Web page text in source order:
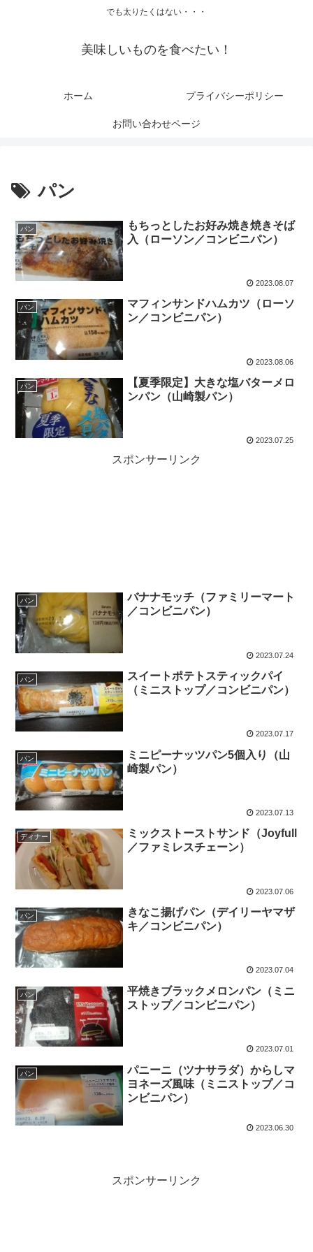
でも太りたくはない・・・
美味しいものを食べたい！
ホーム プライバシーポリシー
お問い合わせページ
パン
パン
もちっとしたお好み焼き焼きそば
入（ローソン／コンビニパン）
2023.08.07
パン
マフィンサンドハムカツ（ローソ
ン／コンビニパン）
2023.08.06
パン
【夏季限定】大きな塩バターメロ
ンパン（山崎製パン）
2023.07.25
スポンサーリンク
パン
バナナモッチ（ファミリーマート
／コンビニパン）
2023.07.24
パン
スイートポテトスティックパイ
（ミニストップ／コンビニパン）
2023.07.17
パン
ミニピーナッツパン5個入り（山
崎製パン）
2023.07.13
ディナー
ミックストーストサンド（Joyfull
／ファミレスチェーン）
2023.07.06
パン
きなこ揚げパン（デイリーヤマザ
キ／コンビニパン）
2023.07.04
パン
平焼きブラックメロンパン（ミニ
ストップ／コンビニパン）
2023.07.01
パン
パニーニ（ツナサラダ）からしマ
ヨネーズ風味（ミニストップ／コ
ンビニパン）
2023.06.30
スポンサーリンク